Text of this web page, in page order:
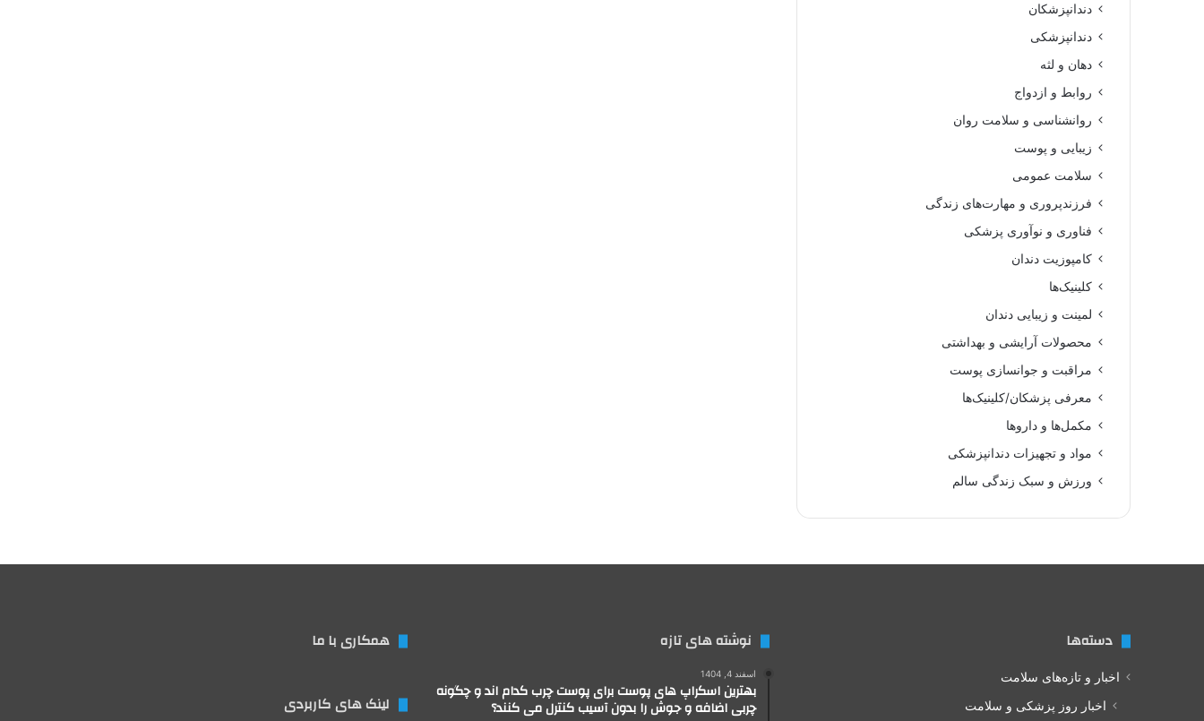
دندانپزشکان
دندانپزشکی
دهان و لثه
روابط و ازدواج
روانشناسی و سلامت روان
زیبایی و پوست
سلامت عمومی
فرزندپروری و مهارت‌های زندگی
فناوری و نوآوری پزشکی
کامپوزیت دندان
کلینیک‌ها
لمینت و زیبایی دندان
محصولات آرایشی و بهداشتی
مراقبت و جوانسازی پوست
معرفی پزشکان/کلینیک‌ها
مکمل‌ها و داروها
مواد و تجهیزات دندانپزشکی
ورزش و سبک زندگی سالم
دسته‌ها
اخبار و تازه‌های سلامت
اخبار روز پزشکی و سلامت
نوشته های تازه
اسفند 4, 1404
بهترین اسکراپ های پوست برای پوست چرب کدام اند و چگونه
چربی اضافه و جوش را بدون آسیب کنترل می کنند؟
همکاری با ما
لینک های کاربردی